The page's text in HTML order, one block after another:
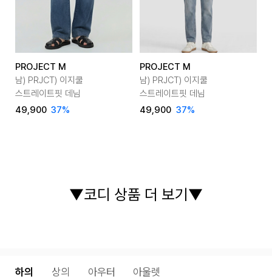
PROJECT M
남) PRJCT) 이지쿨
스트레이트핏 데님
49,900 37%
PROJECT M
남) PRJCT) 이지쿨
스트레이트핏 데님
49,900 37%
▼코디 상품 더 보기▼
하의 상의 아우터 아울렛